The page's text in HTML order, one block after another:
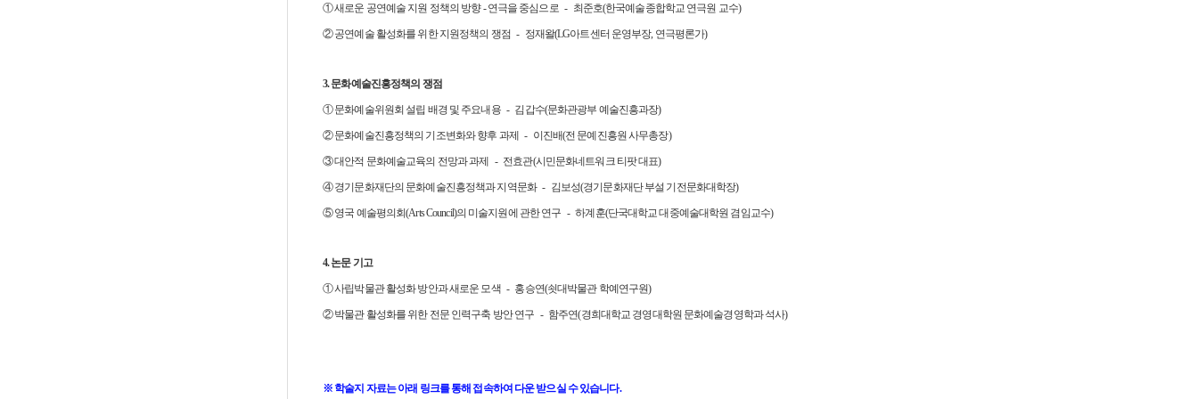
① 새로운 공연예술 지원 정책의 방향 - 연극을 중심으로 - 최준호(한국예술종합학교 연극원 교수)
② 공연예술 활성화를 위한 지원정책의 쟁점 - 정재왈(LG아트센터 운영부장, 연극평론가)
3. 문화예술진흥정책의 쟁점
① 문화예술위원회 설립 배경 및 주요내용 - 김갑수(문화관광부 예술진흥과장)
② 문화예술진흥정책의 기조변화와 향후 과제 - 이진배(전 문예진흥원 사무총장)
③ 대안적 문화예술교육의 전망과 과제 - 전효관(시민문화네트워크 티팟 대표)
④ 경기문화재단의 문화예술진흥정책과 지역문화 - 김보성(경기문화재단 부설 기전문화대학장)
⑤ 영국 예술평의회(Arts Council)의 미술지원에 관한 연구 - 하계훈(단국대학교 대중예술대학원 겸임교수)
4. 논문 기고
① 사립박물관 활성화 방안과 새로운 모색 - 홍승연(쇳대박물관 학예연구원)
② 박물관 활성화를 위한 전문 인력구축 방안 연구 - 함주연(경희대학교 경영대학원 문화예술경영학과 석사)
※ 학술지 자료는 아래 링크를 통해 접속하여 다운 받으실 수 있습니다.